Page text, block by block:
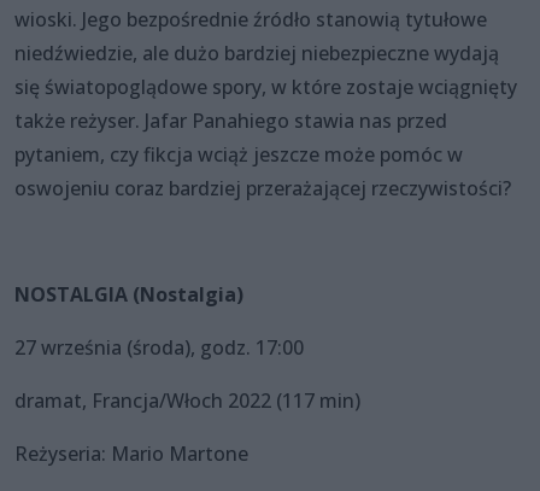
wioski. Jego bezpośrednie źródło stanowią tytułowe
niedźwiedzie, ale dużo bardziej niebezpieczne wydają
się światopoglądowe spory, w które zostaje wciągnięty
także reżyser. Jafar Panahiego stawia nas przed
pytaniem, czy fikcja wciąż jeszcze może pomóc w
oswojeniu coraz bardziej przerażającej rzeczywistości?
NOSTALGIA (Nostalgia)
27 września (środa), godz. 17:00
dramat, Francja/Włoch 2022 (117 min)
Reżyseria: Mario Martone